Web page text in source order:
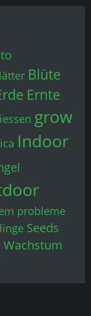
Blüte
Ernte
grow
Indoor
probleme
Seeds
Wachstum